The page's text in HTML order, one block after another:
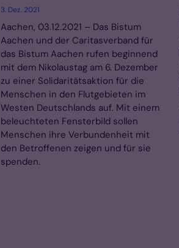
3. Dez. 2021
Aachen, 03.12.2021 – Das Bistum
Aachen und der Caritasverband für
das Bistum Aachen rufen beginnend
mit dem Nikolaustag am 6. Dezember
zu einer Solidaritätsaktion für die
Menschen in den Flutgebieten im
Westen Deutschlands auf. Mit einem
beleuchteten Fensterbild sollen
Menschen ihre Verbundenheit mit
den Betroffenen zeigen und für sie
spenden.